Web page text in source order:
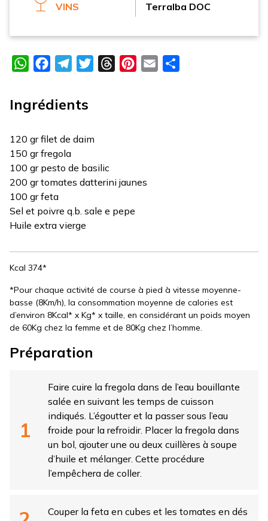
VINS
Terralba DOC
WhatsAppFacebookTelegramTwitterThreadsPinterest
Email
Ingrédients
120 gr filet de daim
150 gr fregola
100 gr pesto de basilic
200 gr tomates datterini jaunes
100 gr feta
Sel et poivre q.b. sale e pepe
Huile extra vierge
Kcal 374*
*Pour chaque activité de course à pied à vitesse moyenne-
basse (8Km/h), la consommation moyenne de calories est
d’environ 8Kcal* x Kg* x taille, en considérant un poids moyen
de 60Kg chez la femme et de 80Kg chez l’homme.
Préparation
Faire cuire la fregola dans de l’eau bouillante
salée en suivant les temps de cuisson
indiqués. L’égoutter et la passer sous l’eau
froide pour la refroidir. Placer la fregola dans
un bol, ajouter une ou deux cuillères à soupe
d’huile et mélanger. Cette procédure
l’empêchera de coller.
Couper la feta en cubes et les tomates en dés